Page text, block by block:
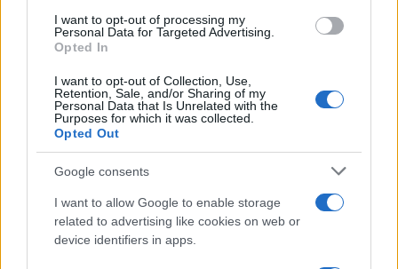
I want to opt-out of processing my
Personal Data for Targeted Advertising.
Opted In
I want to opt-out of Collection, Use,
Retention, Sale, and/or Sharing of my
Personal Data that Is Unrelated with the
Purposes for which it was collected.
Opted Out
Google consents
I want to allow Google to enable storage
related to advertising like cookies on web or
device identifiers in apps.
Σοκαριστική υπόθεση στην Κρήτη:
Τουρίστας ρωτούσε πόσο να πληρώσει για
να ασελγήσει σε 10χρονο κορίτσι - Το παιδί
καθόταν αμέριμνο σε αυλή επιχείρησης
Ryanair: «Ένα κομμάτι του προσώπου του
ήταν σαν πλαστελίνη», συγκλονίζει η
επιβάτιδα που έσωσε τον Σέρβο όταν
έσπασε το παράθυρο του αεροπλάνου
Δυτικού Νείλου με κρούσματα στην Αττική
- «Καμπανάκι» από τον Ιατρικό Σύλλογο
Αθηνών για την προστασία της δημόσιας
υγείας
Φωτιά σε κατάστημα στον Άλιμο –